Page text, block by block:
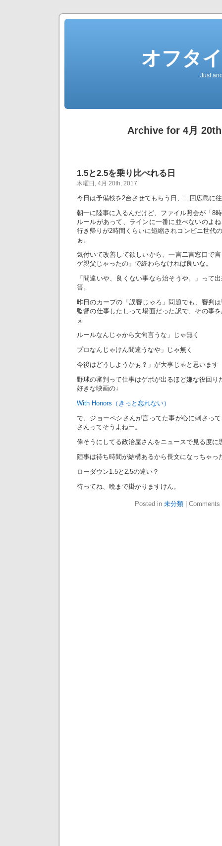
オフタ
Just
Archive for 4月
1.5と2.5を乗り比べれる日
木曜日, 4月 20th, 2017
今日は予備検を2台させてもらう日、二回広島に
朝一に陸事に入るんだけど、ファイル照会が「8
ルールがあって、ラインに一番に並べないのよ
行き帰りが2時間くらいに短縮されコンビニ世代
ぁ。
気付いて改善して欲しいから、一言二言窓口で
ゲ親父じゃったの」で終わらなければ良いな。
「間違いや、良くない事なら治そうや。」って
筈。
昨日のカープの「誤審じゃろ」問題でも、審判
監督の仕事したしって場面だった訳で、その事
ぇ
ルールなんじゃから文句言うな」じゃ無く
プロなんじゃけん間違うなや」じゃ無く
今後はどうしようかぁ？」が大事じゃと思います
野球の審判って仕事はゲボが出るほど嫌な役回り
好きな映画の↓
With Honors（きっと忘れない）
で、ジョーペシさんが言ってた事が心に刺さっ
さんってそうよねー。
偉そうにしてる政治屋さんをニュースで見る度に
陸事は待ち時間が結構あるから長文になっちゃっ
ローダウン1.5と2.5の違い？
待ってね、晩まで掛かりますけん。
Posted in 未分類 Comments